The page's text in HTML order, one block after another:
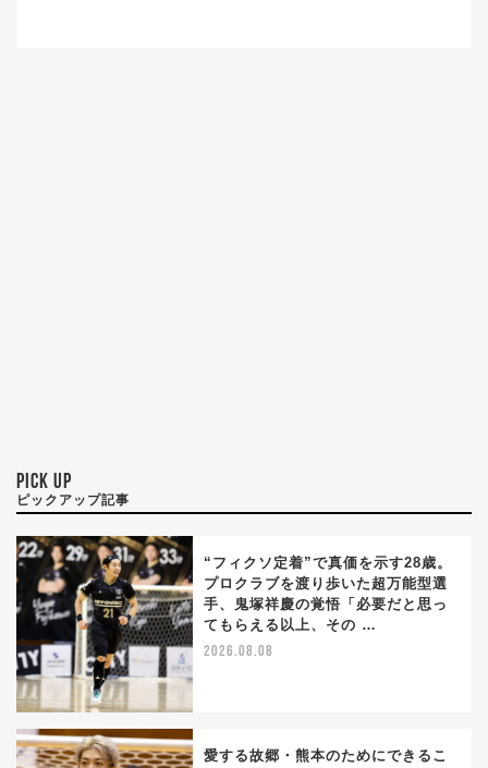
PICK UP
ピックアップ記事
“フィクソ定着”で真価を示す28歳。
プロクラブを渡り歩いた超万能型選
手、鬼塚祥慶の覚悟「必要だと思っ
てもらえる以上、その …
2026.08.08
愛する故郷・熊本のためにできるこ